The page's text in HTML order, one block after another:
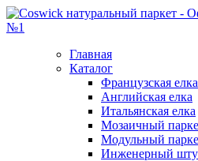
Главная
Каталог
Французская елка
Английская елка
Итальянская елка
Мозаичный
Модульный
Инженерный